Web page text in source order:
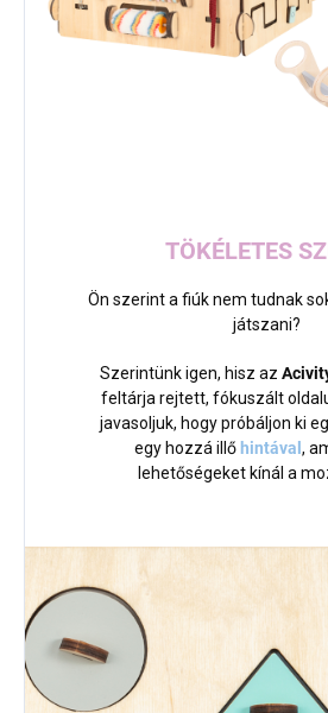
TÖKÉLETES
Ön szerint a fiúk nem tudnak
játszani?
Szerintünk igen, hisz az
feltárja rejtett, fókuszált
javasoljuk, hogy próbáljon ki
egy hozzá illő hintával ,
lehetőségeket kínál a